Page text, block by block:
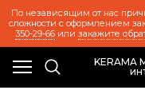
По независящим от нас
сложности с оформлением
350-29-66или закажите
KERAMA